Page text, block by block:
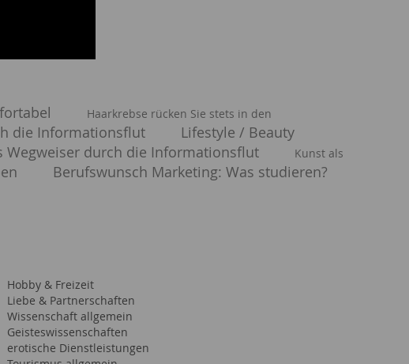
Haarkrebse rücken Sie stets in den
die Informationsflut
Lifestyle / Beauty
Wegweiser durch die Informationsflut
Kunst als
Berufswunsch Marketing: Was studieren?
Hobby & Freizeit
Liebe & Partnerschaften
Wissenschaft allgemein
Geisteswissenschaften
erotische Dienstleistungen